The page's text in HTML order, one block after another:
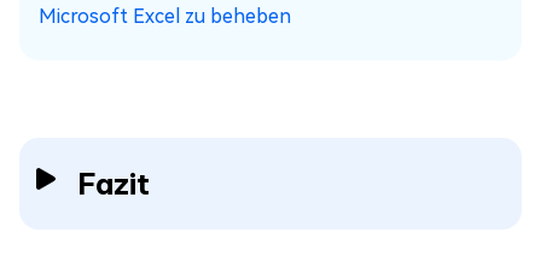
Microsoft Excel zu beheben
Fazit